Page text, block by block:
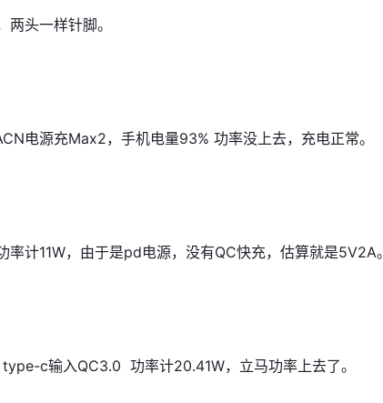
两头一样针脚。
电源充Max2，手机电量93% 功率没上去，充电正常。
率计11W，由于是pd电源，没有QC快充，估算就是5V2A。
c输入QC3.0 功率计20.41W，立马功率上去了。